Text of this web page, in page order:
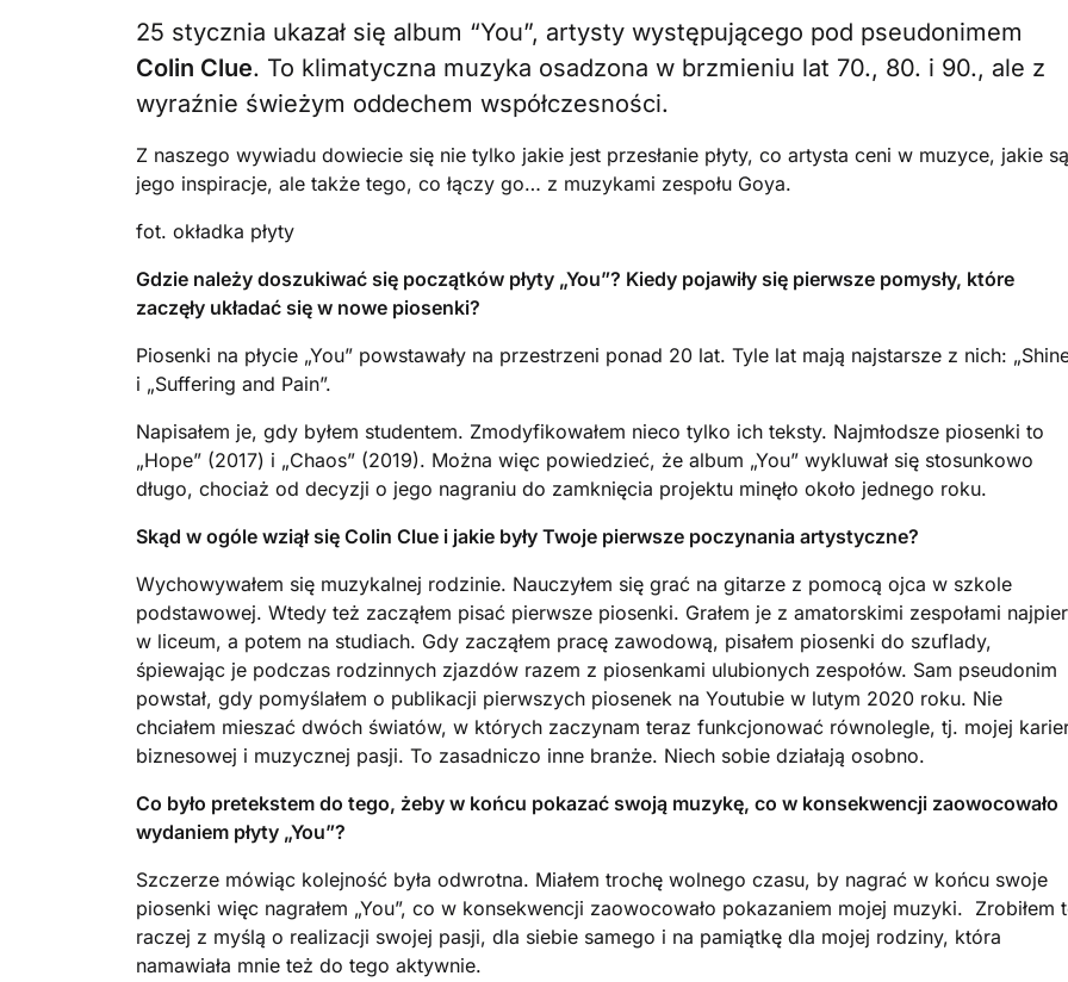
25 stycznia ukazał się album “You”, artysty występującego pod pseudonimem
Colin Clue. To klimatyczna muzyka osadzona w brzmieniu lat 70., 80. i 90., ale z
wyraźnie świeżym oddechem współczesności.
Z naszego wywiadu dowiecie się nie tylko jakie jest przesłanie płyty, co artysta ceni w muzyce, jakie są
jego inspiracje, ale także tego, co łączy go… z muzykami zespołu Goya.
fot. okładka płyty
Gdzie należy doszukiwać się początków płyty „You”? Kiedy pojawiły się pierwsze pomysły, które
zaczęły układać się w nowe piosenki?
Piosenki na płycie „You” powstawały na przestrzeni ponad 20 lat. Tyle lat mają najstarsze z nich:
i „Suffering and Pain”.
Napisałem je, gdy byłem studentem. Zmodyfikowałem nieco tylko ich teksty. Najmłodsze piosenki to
„Hope” (2017) i „Chaos” (2019). Można więc powiedzieć, że album „You” wykluwał się stosunkowo
długo, chociaż od decyzji o jego nagraniu do zamknięcia projektu minęło około jednego roku.
Skąd w ogóle wziął się Colin Clue i jakie były Twoje pierwsze poczynania artystyczne?
Wychowywałem się muzykalnej rodzinie. Nauczyłem się grać na gitarze z pomocą ojca w szkole
podstawowej. Wtedy też zacząłem pisać pierwsze piosenki. Grałem je z amatorskimi zespołami
w liceum, a potem na studiach. Gdy zacząłem pracę zawodową, pisałem piosenki do szuflady,
śpiewając je podczas rodzinnych zjazdów razem z piosenkami ulubionych zespołów. Sam pseudonim
powstał, gdy pomyślałem o publikacji pierwszych piosenek na Youtubie w lutym 2020 roku. Nie
chciałem mieszać dwóch światów, w których zaczynam teraz funkcjonować równolegle, tj. mojej
biznesowej i muzycznej pasji. To zasadniczo inne branże. Niech sobie działają osobno.
Co było pretekstem do tego, żeby w końcu pokazać swoją muzykę, co w konsekwencji zaowocowało
wydaniem płyty „You”?
Szczerze mówiąc kolejność była odwrotna. Miałem trochę wolnego czasu, by nagrać w końcu swoje
piosenki więc nagrałem „You”, co w konsekwencji zaowocowało pokazaniem mojej muzyki. Zrobiłem
raczej z myślą o realizacji swojej pasji, dla siebie samego i na pamiątkę dla mojej rodziny, która
namawiała mnie też do tego aktywnie.